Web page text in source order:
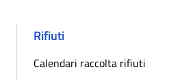
Rifiuti
Calendari raccolta rifiuti